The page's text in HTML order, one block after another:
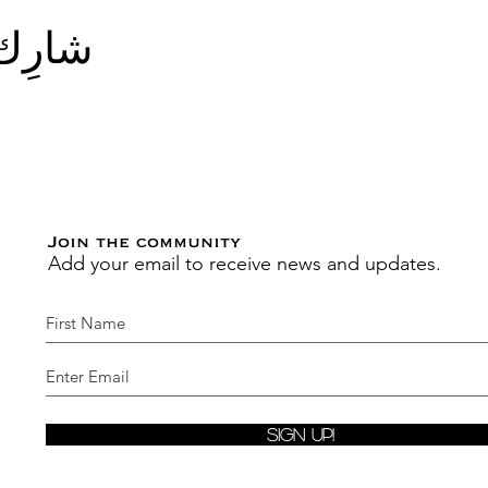
Join the community
Add your email to receive news and updates.
Sign Up!